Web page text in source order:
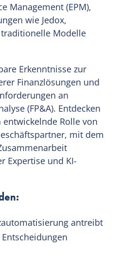
Management (EPM),
wie Jedox,
Modelle
Erkenntnisse zur
Finanzlösungen und
an
(FP&A). Entdecken
Rolle von
mit dem
Expertise und KI-
antreibt